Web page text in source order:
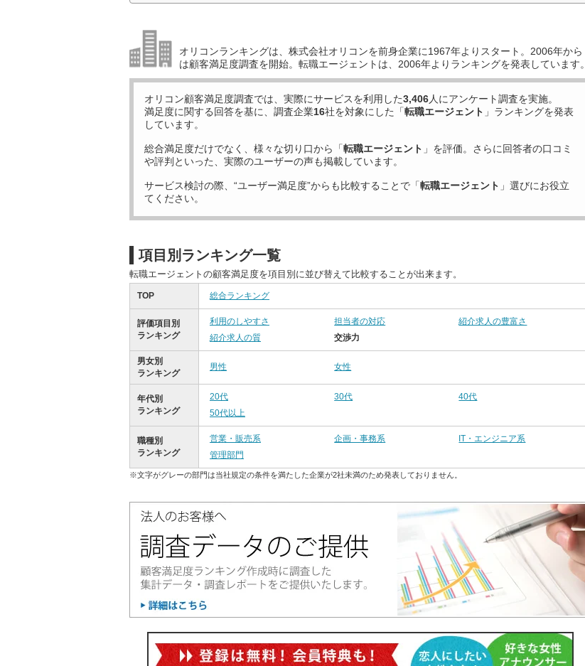
オリコンランキングは、株式会社オリコンを前身企業に1967年よりスタート。2006年から
は顧客満足度調査を開始。転職エージェントは、2006年よりランキングを発表しています。
オリコン顧客満足度調査では、実際にサービスを利用した3,406人にアンケート調査を実施。
満足度に関する回答を基に、調査企業16社を対象にした「転職エージェント 」ランキングを発表
しています。
総合満足度だけでなく、様々な切り口から「転職エージェント 」を評価。さらに回答者の口コミ
や評判といった、実際のユーザーの声も掲載しています。
サービス検討の際、“ユーザー満足度”からも比較することで「転職エージェント 」選びにお役立
てください。
項目別ランキング一覧
転職エージェントの顧客満足度を項目別に並び替えて比較することが出来ます。
TOP 総合ランキング
評価項目別
ランキング
利用のしやすさ 担当者の対応
紹介求人の豊富さ
紹介求人の質
交渉力
男女別
ランキング
男性 女性
年代別
ランキング
20代 30代
40代
50代以上
職種別
ランキング
営業・販売系 企画・事務系
IT・エンジニア系
管理部門
※文字がグレーの部門は当社規定の条件を満たした企業が2社未満のため発表しておりません。